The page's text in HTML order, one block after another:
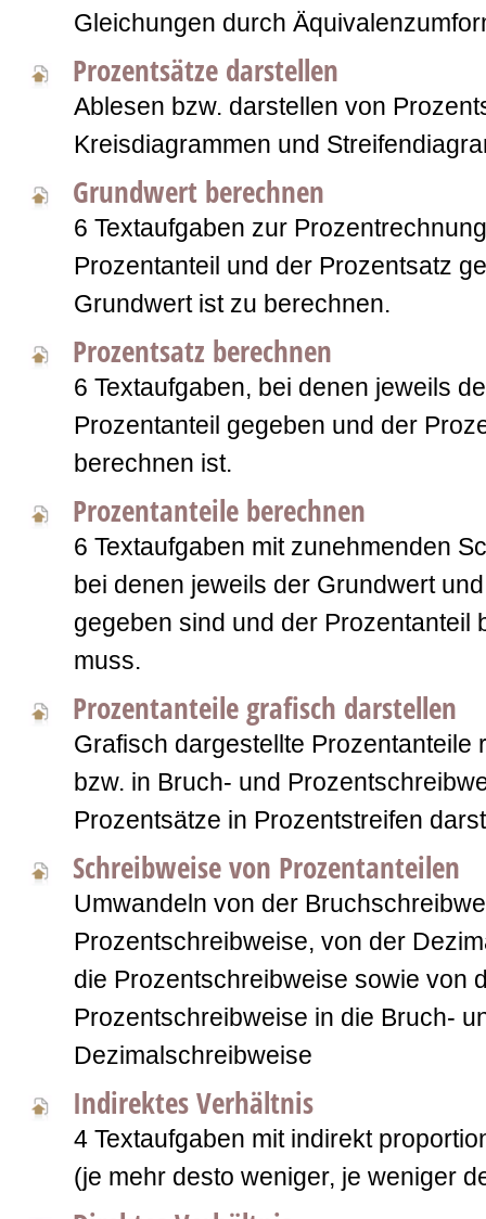
Gleichungen durch
Prozentsätze darstellen
Ablesen bzw. darstellen von
Kreisdiagrammen und
Grundwert berechnen
6 Textaufgaben zur
Prozentanteil und der Prozentsatz
Grundwert ist zu berechnen.
Prozentsatz berechnen
6 Textaufgaben, bei denen jeweils
Prozentanteil gegeben und der
berechnen ist.
Prozentanteile berechnen
6 Textaufgaben mit zunehmenden
bei denen jeweils der Grundwert
gegeben sind und der Prozentanteil
muss.
Prozentanteile grafisch darstellen
Grafisch dargestellte Prozentanteile
bzw. in Bruch- und
Prozentsätze in Prozentstreifen
Schreibweise von Prozentanteilen
Umwandeln von der
Prozentschreibweise, von der
die Prozentschreibweise sowie von
Prozentschreibweise in die Bruch-
Dezimalschreibweise
Indirektes Verhältnis
4 Textaufgaben mit indirekt
(je mehr desto weniger, je weniger